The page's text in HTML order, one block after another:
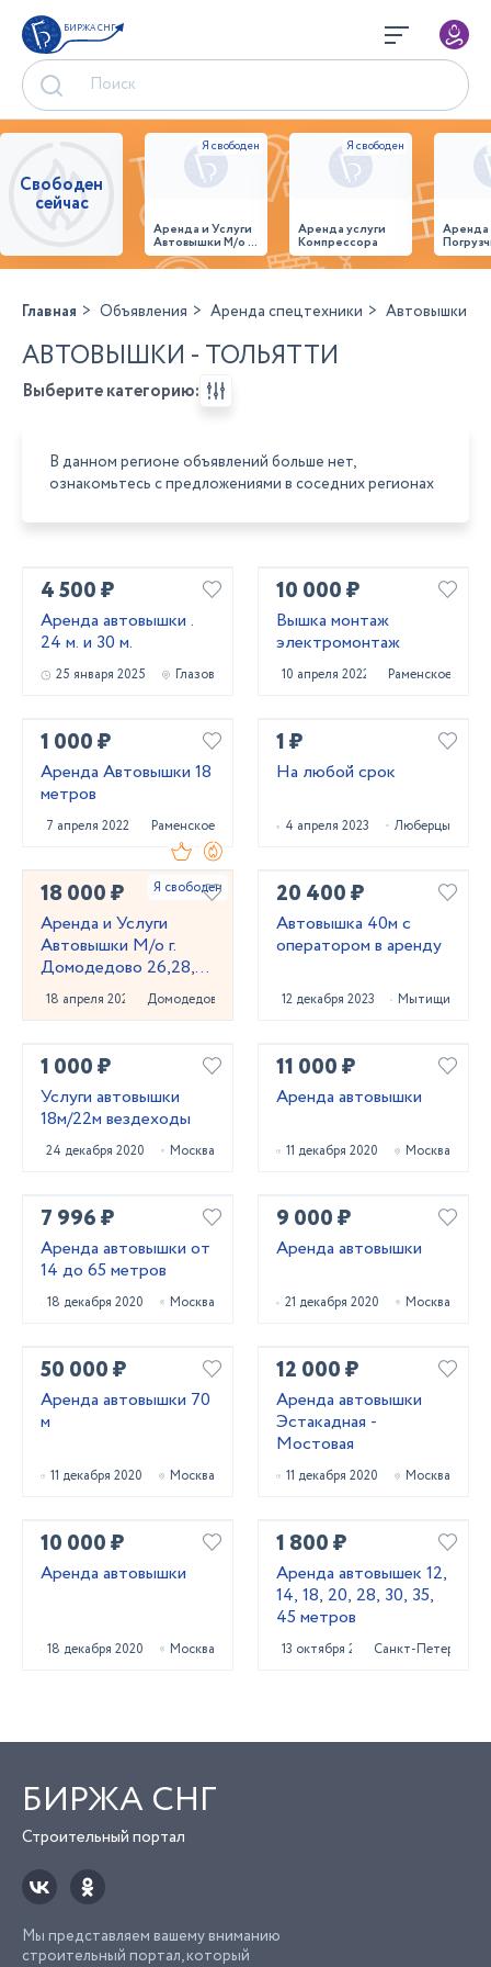
БИРЖА СНГ
Свободен
сейчас
Аренда и Услуги
Автовышки М/о г.
Домодедово
26,28,32 место
Аренда услуги
Компрессора
Главная Объявления Аренда спецтехники Автовышки
АВТОВЫШКИ - ТОЛЬЯТТИ
Выберите категорию:
В данном регионе объявлений больше нет,
ознакомьтесь с предложениями в соседних регионах
4 500 ₽
Аренда автовышки .
24 м. и 30 м.
25 января 2025 Глазов
10 000 ₽
Вышка монтаж
электромонтаж
10 апреля 2022 Раменское
1 000 ₽
Аренда Автовышки 18
метров
7 апреля 2022 Раменское
1 ₽
На любой срок
4 апреля 2023 Люберцы
18 000 ₽
Аренда и Услуги
Автовышки М/о г.
Домодедово 26,28,32
место
18 апреля 2023 Домодедово
20 400 ₽
Автовышка 40м с
оператором в аренду
12 декабря 2023 Мытищи
1 000 ₽
Услуги автовышки
18м/22м вездеходы
24 декабря 2020 Москва
11 000 ₽
Аренда автовышки
11 декабря 2020 Москва
7 996 ₽
Аренда автовышки от
14 до 65 метров
18 декабря 2020 Москва
9 000 ₽
Аренда автовышки
21 декабря 2020 Москва
50 000 ₽
Аренда автовышки 70
м
11 декабря 2020 Москва
12 000 ₽
Аренда автовышки
Эстакадная -
Мостовая
11 декабря 2020 Москва
10 000 ₽
Аренда автовышки
18 декабря 2020 Москва
1 800 ₽
Аренда автовышек 12,
14, 18, 20, 28, 30, 35,
45 метров
13 октября 2023Санкт-Петербург
БИРЖА СНГ
Строительный портал
Мы представляем вашему вниманию
строительный портал, который